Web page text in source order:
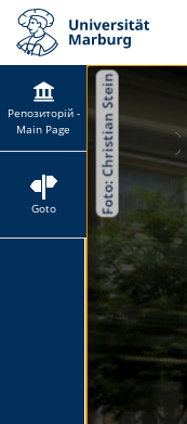
Репозиторій -
Main Page
Goto